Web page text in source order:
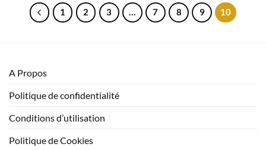
1 2 3 … 7 8 9 10
A Propos
Politique de confidentialité
Conditions d’utilisation
Politique de Cookies